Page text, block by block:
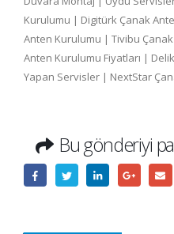
Kurulumu | Digitürk Çanak
Anten Kurulumu | Tivibu
Anten Kurulumu Fiyatları |
Yapan Servisler | NextStar
Bu gönderiyi